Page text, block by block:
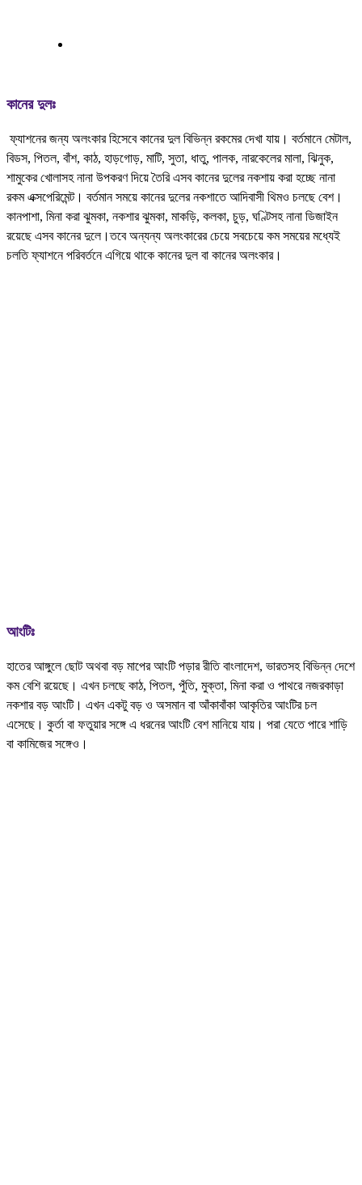
কানের দুলঃ
ফ্যাশনের জন্য অলংকার হিসেবে কানের দুল বিভিন্ন রকমের দেখা যায়। বর্তমানে মেটাল,
বিডস, পিতল, বাঁশ, কাঠ, হাড়গোড়, মাটি, সুতা, ধাতু, পালক, নারকেলের মালা, ঝিনুক,
শামুকের খোলাসহ নানা উপকরণ দিয়ে তৈরি এসব কানের দুলের নকশায় করা হচ্ছে নানা
রকম এক্সপেরিমেন্ট। বর্তমান সময়ে কানের দুলের নকশাতে আদিবাসী থিমও চলছে বেশ।
কানপাশা, মিনা করা ঝুমকা, নকশার ঝুমকা, মাকড়ি, কলকা, চুড়, ঘণ্টিসহ নানা ডিজাইন
রয়েছে এসব কানের দুলে।তবে অন্যন্য অলংকারের চেয়ে সবচেয়ে কম সময়ের মধ্যেই
চলতি ফ্যাশনে পরিবর্তনে এগিয়ে থাকে কানের দুল বা কানের অলংকার।
আংটিঃ
হাতের আঙ্গুলে ছোট অথবা বড় মাপের আংটি পড়ার রীতি বাংলাদেশ, ভারতসহ বিভিন্ন দেশে
কম বেশি রয়েছে। এখন চলছে কাঠ, পিতল, পুঁতি, মুক্তা, মিনা করা ও পাথরে নজরকাড়া
নকশার বড় আংটি। এখন একটু বড় ও অসমান বা আঁকাবাঁকা আকৃতির আংটির চল
এসেছে। কুর্তা বা ফতুয়ার সঙ্গে এ ধরনের আংটি বেশ মানিয়ে যায়। পরা যেতে পারে শাড়ি
বা কামিজের সঙ্গেও।